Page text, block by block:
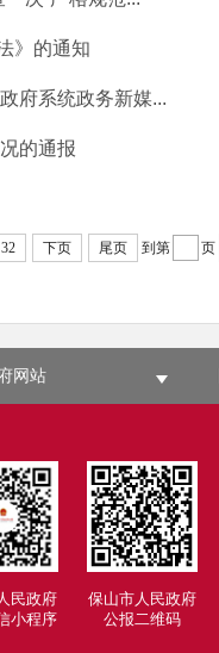
》的通知
府系统政务新媒...
的通报
32 下页 尾页 到第 页
网站
民政府
小程序
保山市人民政府
公报二维码